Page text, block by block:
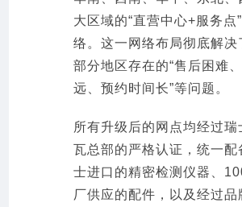
大区域的“直营中心+服务点
络。这一网络布局彻底解决
部分地区存在的“售后困难
远、预约时间长”等问题。
所有升级后的网点均经过瑞
瓦总部的严格认证，统一配
士进口的精密检测仪器、
厂供应的配件，以及经过品